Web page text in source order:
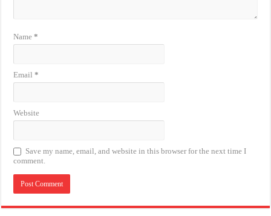
Name*
Email*
Website
Save my name, email, and website in this browser for the next time I
comment.